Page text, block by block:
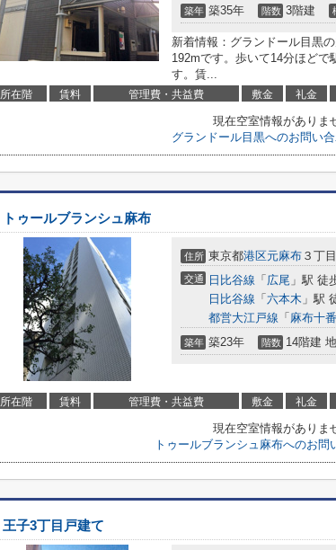
築年 築35年 階数 3階建
新着情報：グランドール目黒
192mです。歩いて14分ほど
す。賃...
所在階 賃料 管理費・共益費 敷金 礼金
現在空室情報がありま
グランドール目黒へのお問い
トゥールブランシュ麻布
住所 東京都港区元麻布 ３丁
交通 日比谷線 「 広尾 」駅 徒
日比谷線 「 六本木 」駅
都営大江戸線 「 麻布十番
築年 築23年 階数 14階建
所在階 賃料 管理費・共益費 敷金 礼金
現在空室情報がありま
トゥールブランシュ麻布へのお問
王子3丁目戸建て